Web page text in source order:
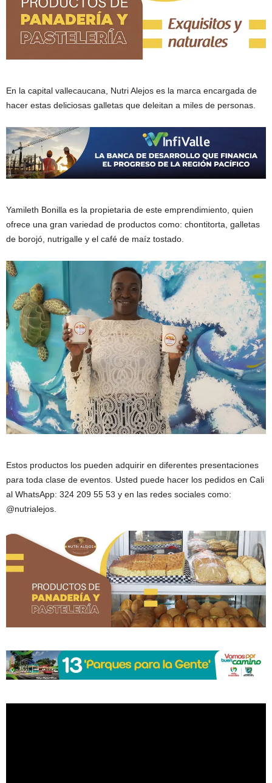
En la capital vallecaucana, Nutri Alejos es la marca encargada de
hacer estas deliciosas galletas que deleitan a miles de personas.
Yamileth Bonilla es la propietaria de este emprendimiento, quien
ofrece una gran variedad de productos como: chontitorta, galletas
de borojó, nutrigalle y el café de maíz tostado.
Estos productos los pueden adquirir en diferentes presentaciones
para toda clase de eventos. Usted puede hacer los pedidos en Cali
al WhatsApp: 324 209 55 53 y en las redes sociales como:
@nutrialejos.